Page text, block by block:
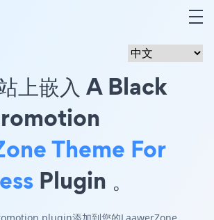
上嵌入 A Black
Theme For
Plugin 。